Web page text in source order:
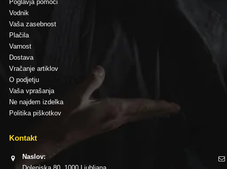
Poglavja pomoči
Vodnik
Vaša zasebnost
Plačila
Varnost
Dostava
Vračanje artiklov
O podjetju
Vaša vprašanja
Ne najdem izdelka
Politika piškotkov
Kontakt
Naslov: